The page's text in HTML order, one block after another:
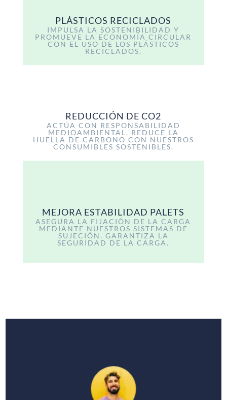
PLÁSTICOS RECICLADOS
IMPULSA LA SOSTENIBILIDAD Y
PROMUEVE LA ECONOMÍA CIRCULAR
CON EL USO DE LOS PLÁSTICOS
RECICLADOS.
REDUCCIÓN DE CO2
ACTÚA CON RESPONSABILIDAD
MEDIOAMBIENTAL. REDUCE LA
HUELLA DE CARBONO CON NUESTROS
CONSUMIBLES SOSTENIBLES.
MEJORA ESTABILIDAD PALETS
ASEGURA LA FIJACIÓN DE LA CARGA
MEDIANTE NUESTROS SISTEMAS DE
SUJECIÓN. GARANTIZA LA
SEGURIDAD DE LA CARGA.